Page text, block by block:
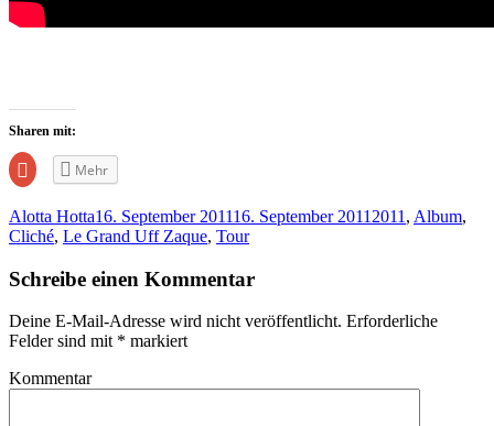
Sharen mit:
Zum
Teilen
anklicken
(Wird
in
Fenster
geöffnet)
Mehr
Alotta Hotta16. September 201116. September 2011 2011 , Album,
Cliché, Le Grand Uff Zaque, Tour
Schreibe einen Kommentar
Deine E-Mail-Adresse wird nicht veröffentlicht. Erforderliche
Felder sind mit * markiert
Kommentar